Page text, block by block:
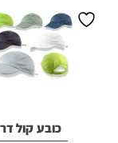
כובע קול